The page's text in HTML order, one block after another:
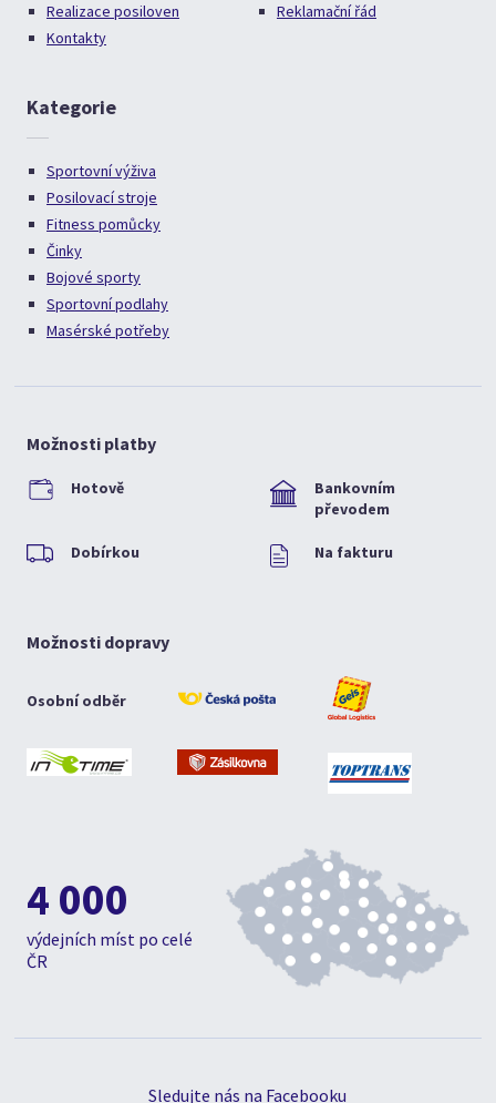
Realizace posiloven
Kontakty
Reklamační řád
Kategorie
Sportovní výživa
Posilovací stroje
Fitness pomůcky
Činky
Bojové sporty
Sportovní podlahy
Masérské potřeby
Možnosti platby
Hotově
Bankovním
převodem
Dobírkou Na fakturu
Možnosti dopravy
Osobní odběr
4 000
výdejních míst po celé
ČR
Sledujte nás na Facebooku